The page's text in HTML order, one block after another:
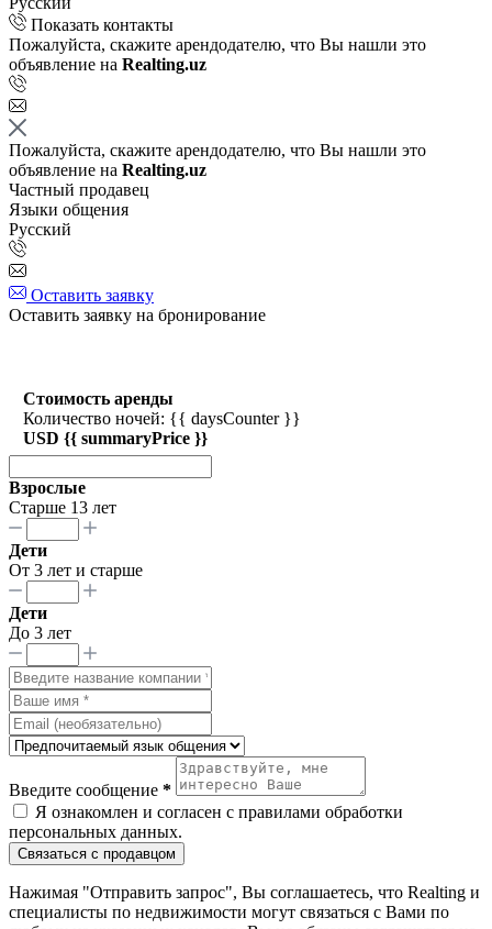
Показать контакты
Пожалуйста, скажите арендодателю, что Вы нашли это
объявление на Realting.uz
Пожалуйста, скажите арендодателю, что Вы нашли это
объявление на Realting.uz
Частный продавец
Языки общения
Русский
Оставить заявку
Оставить заявку на бронирование
Стоимость аренды
Количество ночей: {{ daysCounter }}
USD {{ summaryPrice }}
Взрослые
Старше 13 лет
Дети
От 3 лет и старше
Дети
До 3 лет
Введите сообщение *
Я ознакомлен и согласен с правилами обработки
персональных данных.
Связаться с продавцом
Нажимая "Отправить запрос", Вы соглашаетесь, что Realting и
специалисты по недвижимости могут связаться с Вами по